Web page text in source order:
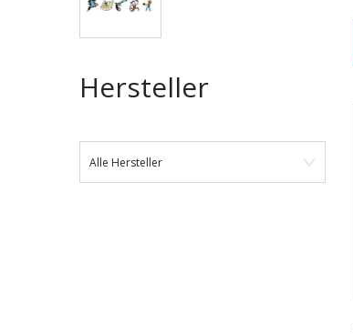
Hersteller
Alle Hersteller